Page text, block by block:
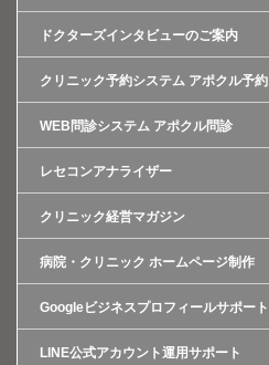
ドクターズインタビューのご案内
クリニック予約システム アポクル予約
WEB問診システム アポクル問診
レセコンアナライザー
クリニック経営マガジン
病院・クリニック ホームページ制作
Googleビジネスプロフィールサポート
LINE公式アカウント運用サポート